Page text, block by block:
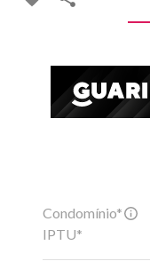
Condomínio*
IPTU*